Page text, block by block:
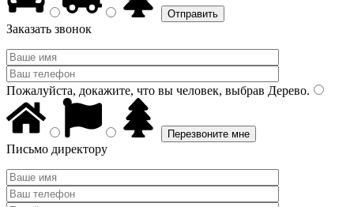
Заказать звонок
Пожалуйста, докажите, что вы человек, выбрав Дерево.
Письмо директору